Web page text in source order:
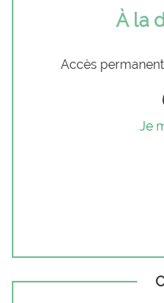
À la
Accès
Je